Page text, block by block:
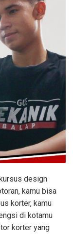
design
kamu bisa
korter, kamu
di kotamu
korter yang